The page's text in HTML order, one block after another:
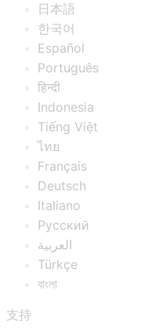
日本語
한국어
Español
Português
हिन्दी
Indonesia
Tiếng Việt
ไทย
Français
Deutsch
Italiano
Русский
العربية
Türkçe
বাংলা
支持